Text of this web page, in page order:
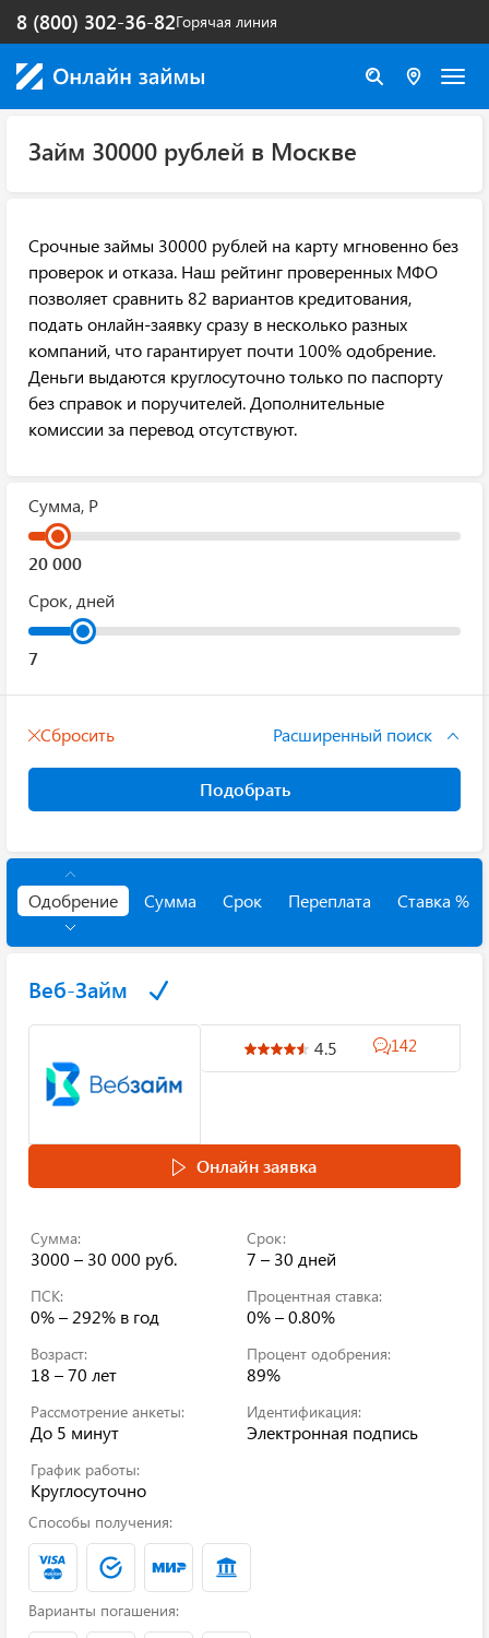
Горячая линия
8 (800) 302-36-82
Займ 30000 рублей в Москве
Срочные займы 30000 рублей на карту мгновенно без
проверок и отказа. Наш рейтинг проверенных МФО
позволяет сравнить 82 вариантов кредитования,
подать онлайн-заявку сразу в несколько разных
компаний, что гарантирует почти 100% одобрение.
Деньги выдаются круглосуточно только по паспорту
без справок и поручителей. Дополнительные
комиссии за перевод отсутствуют.
Сумма, Р
Срок, дней
Сбросить Расширенный поиск
Подобрать
Одобрение Сумма Срок Переплата Ставка %
Веб-Займ
4.5 142
Онлайн заявка
Сумма:
3000 – 30 000 руб.
Срок:
7 – 30 дней
ПСК:
0% – 292% в год
Процентная ставка:
0% – 0.80%
Возраст:
18 – 70 лет
Процент одобрения:
89%
Рассмотрение анкеты:
До 5 минут
Идентификация:
Электронная подпись
График работы:
Круглосуточно
Способы получения:
Варианты погашения: